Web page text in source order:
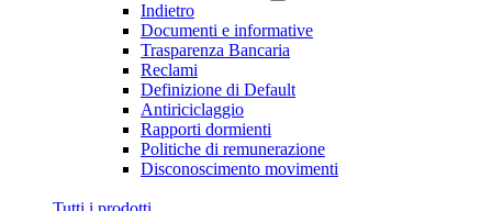
Indietro
Documenti e informative
Trasparenza Bancaria
Reclami
Definizione di Default
Antiriciclaggio
Rapporti dormienti
Politiche di remunerazione
Disconoscimento movimenti